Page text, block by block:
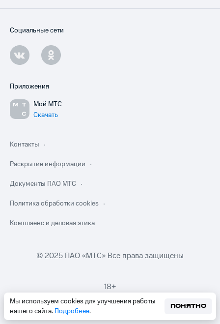
Мы используем cookies для улучшения работы
нашего сайта. Подробнее.
ПОНЯТНО
Социальные сети
Приложения
Мой МТС
Скачать
Контакты
Раскрытие информации
Документы ПАО МТС
Политика обработки cookies
Комплаенс и деловая этика
© 2025 ПАО «МТС» Все права защищены
18+